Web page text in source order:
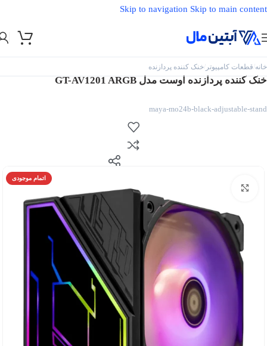
Skip to navigation Skip to main content
خانه قطعات کامپیوتر خنک کننده پردازنده
خنک کننده پردازنده اوست مدل GT-AV1201 ARGB
maya-mo24b-black-adjustable-stand
اتمام موجودی